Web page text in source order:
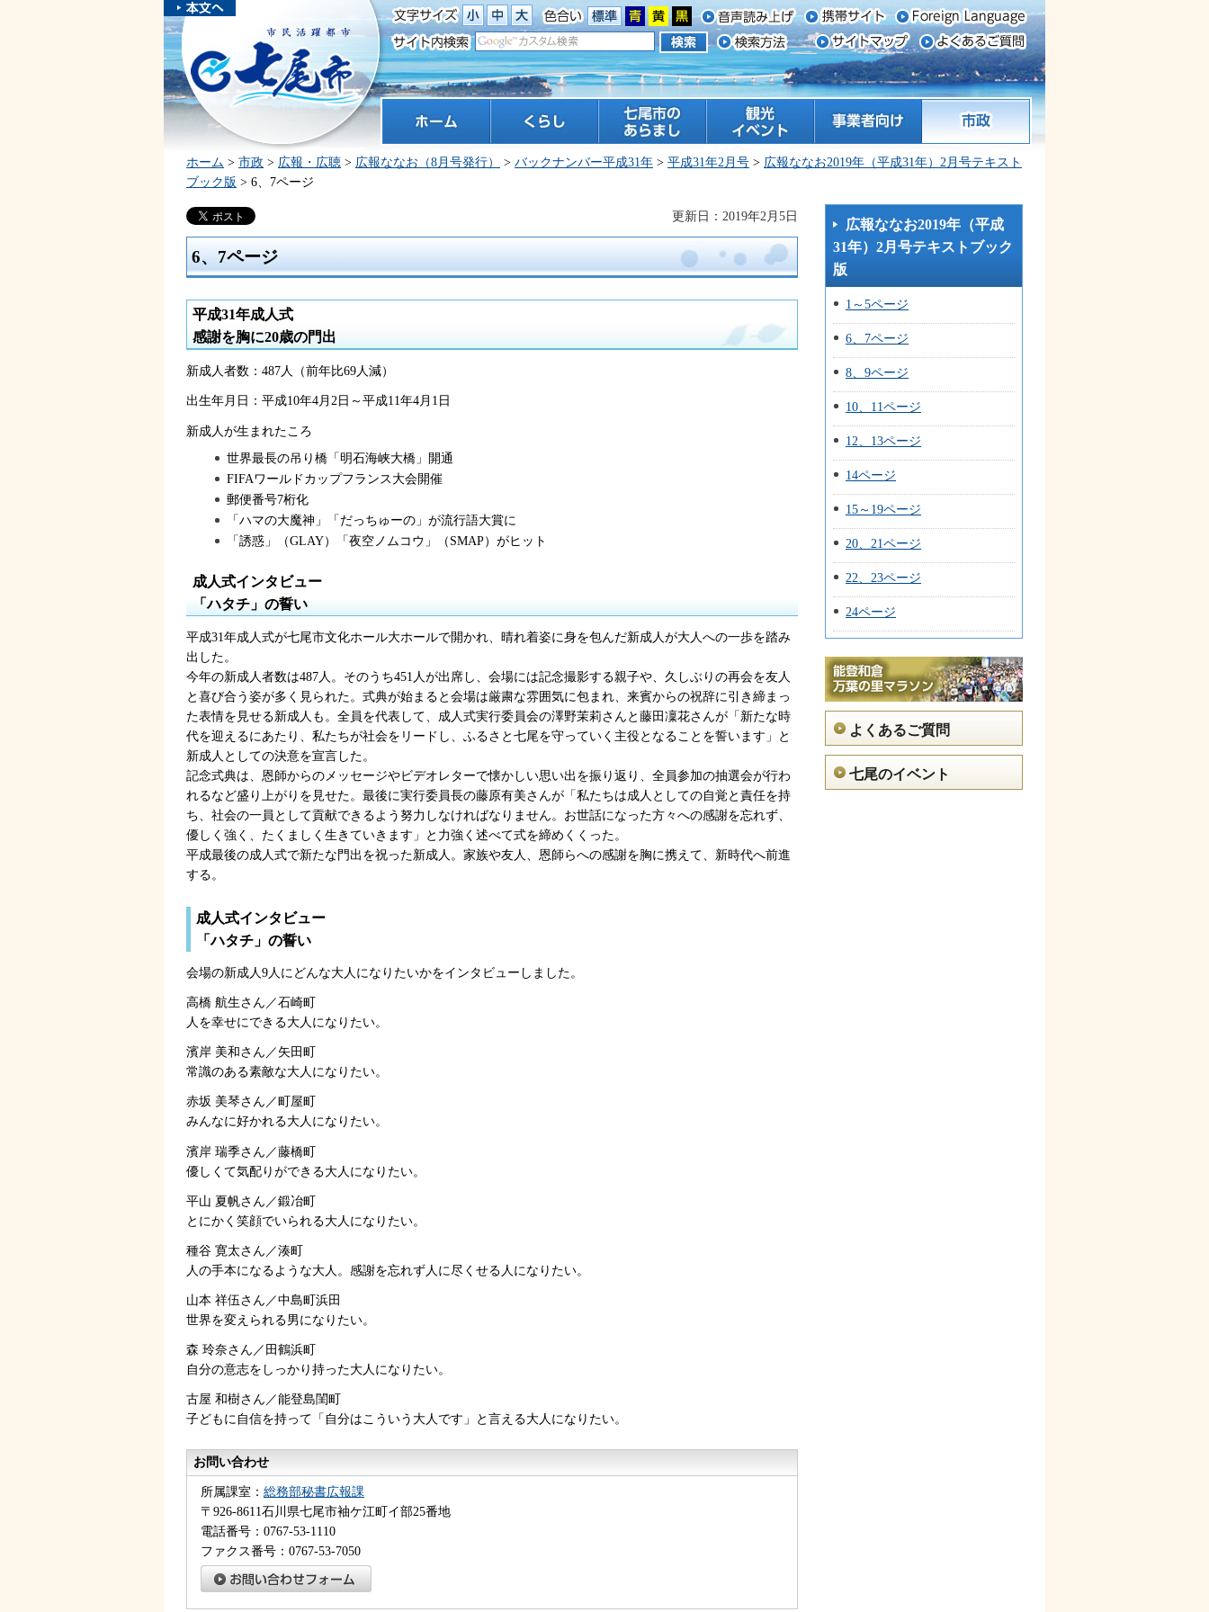
本文へスキ
ップしま
す。
市民活躍都市 七尾市
七尾市のあらまし 観光 イベント 市政
ホーム > 市政 > 広報・広聴 > 広報ななお（8月号発行） > バックナンバー平成31年 > 平成31年2月号 > 広報ななお2019年（平成31年）2月号テキスト
ブック版 > 6、7ページ
更新日：2019年2月5日
6、7ページ
平成31年成人式
感謝を胸に20歳の門出
新成人者数：487人（前年比69人減）
出生年月日：平成10年4月2日～平成11年4月1日
新成人が生まれたころ
世界最長の吊り橋「明石海峡大橋」開通
FIFAワールドカップフランス大会開催
郵便番号7桁化
「ハマの大魔神」「だっちゅーの」が流行語大賞に
「誘惑」（GLAY）「夜空ノムコウ」（SMAP）がヒット
成人式インタビュー
「ハタチ」の誓い
平成31年成人式が七尾市文化ホール大ホールで開かれ、晴れ着姿に身を包んだ新成人が大人への一歩を踏み
出した。
今年の新成人者数は487人。そのうち451人が出席し、会場には記念撮影する親子や、久しぶりの再会を友人
と喜び合う姿が多く見られた。式典が始まると会場は厳粛な雰囲気に包まれ、来賓からの祝辞に引き締まっ
た表情を見せる新成人も。全員を代表して、成人式実行委員会の澤野茉莉さんと藤田凜花さんが「新たな時
代を迎えるにあたり、私たちが社会をリードし、ふるさと七尾を守っていく主役となることを誓います」と
新成人としての決意を宣言した。
記念式典は、恩師からのメッセージやビデオレターで懐かしい思い出を振り返り、全員参加の抽選会が行わ
れるなど盛り上がりを見せた。最後に実行委員長の藤原有美さんが「私たちは成人としての自覚と責任を持
ち、社会の一員として貢献できるよう努力しなければなりません。お世話になった方々への感謝を忘れず、
優しく強く、たくましく生きていきます」と力強く述べて式を締めくくった。
平成最後の成人式で新たな門出を祝った新成人。家族や友人、恩師らへの感謝を胸に携えて、新時代へ前進
する。
成人式インタビュー
「ハタチ」の誓い
会場の新成人9人にどんな大人になりたいかをインタビューしました。
高橋 航生さん／石崎町
人を幸せにできる大人になりたい。
濱岸 美和さん／矢田町
常識のある素敵な大人になりたい。
赤坂 美琴さん／町屋町
みんなに好かれる大人になりたい。
濱岸 瑞季さん／藤橋町
優しくて気配りができる大人になりたい。
平山 夏帆さん／鍛冶町
とにかく笑顔でいられる大人になりたい。
種谷 寛太さん／湊町
人の手本になるような大人。感謝を忘れず人に尽くせる人になりたい。
山本 祥伍さん／中島町浜田
世界を変えられる男になりたい。
森 玲奈さん／田鶴浜町
自分の意志をしっかり持った大人になりたい。
古屋 和樹さん／能登島閨町
子どもに自信を持って「自分はこういう大人です」と言える大人になりたい。
お問い合わせ
所属課室： 総務部秘書広報課
〒926-8611石川県七尾市袖ケ江町イ部25番地
電話番号：0767-53-1110
ファクス番号：0767-53-7050
広報ななお2019年（平成
31年）2月号テキストブック
版
1～5ページ
6、7ページ
8、9ページ
10、11ページ
12、13ページ
14ページ
15～19ページ
20、21ページ
22、23ページ
24ページ
よくあるご質問
七尾のイベント